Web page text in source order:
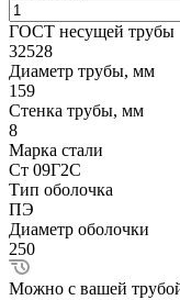
ГОСТ несущей трубы
32528
Диаметр трубы, мм
159
Стенка трубы, мм
8
Марка стали
Ст 09Г2С
Тип оболочка
ПЭ
Диаметр оболочки
250
Можно с вашей